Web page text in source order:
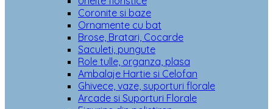
Coronite si baze
Ornamente cu bat
Brose, Bratari, Cocarde
Saculeti, pungute
Role tulle, organza, plasa
Ambalaje Hartie si Celofan
Ghivece, vaze, suporturi florale
Arcade si Suporturi Florale